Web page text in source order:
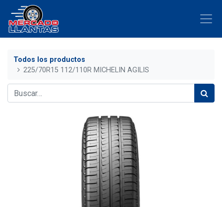
Todos los productos
225/70R15 112/110R MICHELIN AGILIS